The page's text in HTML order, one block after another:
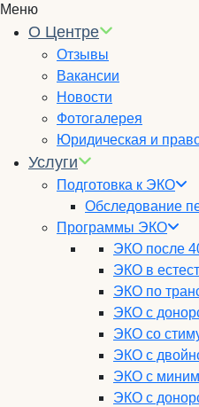
Меню
О Центре
Отзывы
Вакансии
Новости
Фотогалерея
Юридическая и
Услуги
Подготовка к ЭКО
Обследование
Программы ЭКО
ЭКО после
ЭКО в
ЭКО по
ЭКО с
ЭКО со
ЭКО с
ЭКО с
ЭКО с